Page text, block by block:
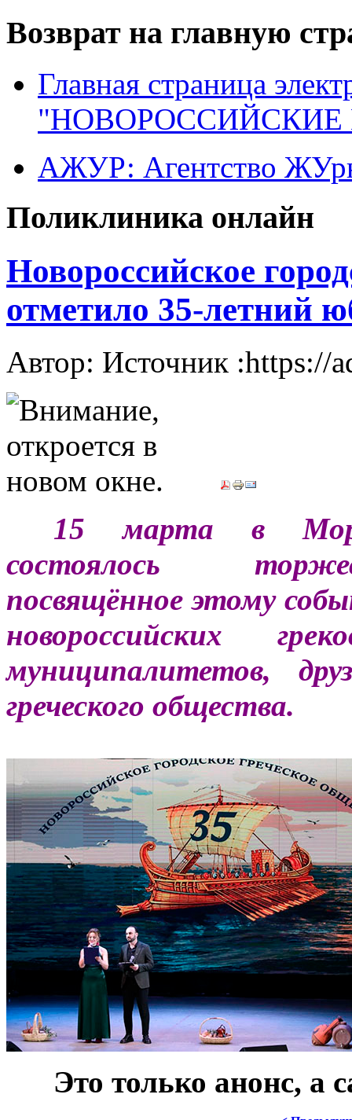
Возврат на главную
Главная страница
"НОВОРОССИЙСКИЕ
АЖУР: Агентство
Поликлиника онлайн
Новороссийское
отметило 35-летний
Автор: Источник :https://
15 марта в
состоялось
посвящённое этому
новороссийских
муниципалитетов,
греческого общества.
Это только анонс, а